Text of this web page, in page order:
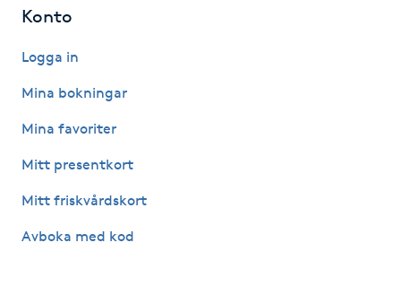
Friskvårdsmassage
Frisör
Färgning
Föning
G
Konto
Logga in
Mina bokningar
Mina favoriter
Mitt presentkort
Mitt friskvårdskort
Avboka med kod